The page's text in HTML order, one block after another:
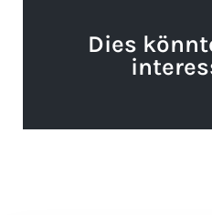
Dies